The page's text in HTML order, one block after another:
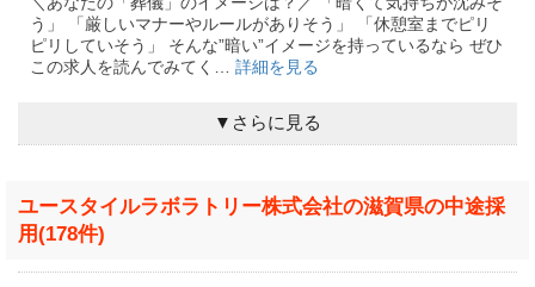
う」 「厳しいマナーやルールがありそう」 「休憩室までピリ
ピリしていそう」 そんな”暗い”イメージを持っているなら ぜひ
この求人を読んでみてく… 詳細を見る
▼さらに見る
ユースタイルラボラトリー株式会社の滋賀県の中途採
用(178件)